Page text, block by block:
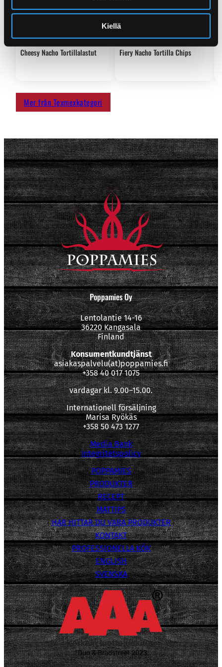
Kiellä
Cheesy Nacho Tortillalastut Fiery Nacho Tortilla Chips
Mer från Texmexkategori
Poppamies Oy
Lentolantie 14-16
36220 Kangasala
Finland
Konsumentkundtjänst
asiakaspalvelu(at)poppamies.fi
+358 40 017 1075
vardagar kl. 9.00–15.00.
Internationell försäljning
Marisa Ryökäs
+358 50 473 1277
Media Bank
Integritetspolicy
POPPAMIES
PRODUKTER
RECEPT
MATTIPS
HAR HITTAR DU VARA PRODUKTER
KONTAKT
PROFESSIONELLA KÖK
ENGLISH
SVENSKA